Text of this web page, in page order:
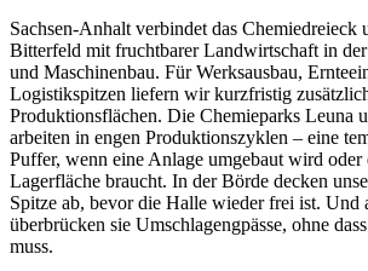
Sachsen-Anhalt verbindet das Chemiedreieck
Bitterfeld mit fruchtbarer Landwirtschaft in
und Maschinenbau. Für Werksausbau,
Logistikspitzen liefern wir kurzfristig
Produktionsflächen. Die Chemieparks Leuna
arbeiten in engen Produktionszyklen – eine
Puffer, wenn eine Anlage umgebaut wird oder
Lagerfläche braucht. In der Börde decken
Spitze ab, bevor die Halle wieder frei ist. Und
überbrücken sie Umschlagengpässe, ohne
muss.